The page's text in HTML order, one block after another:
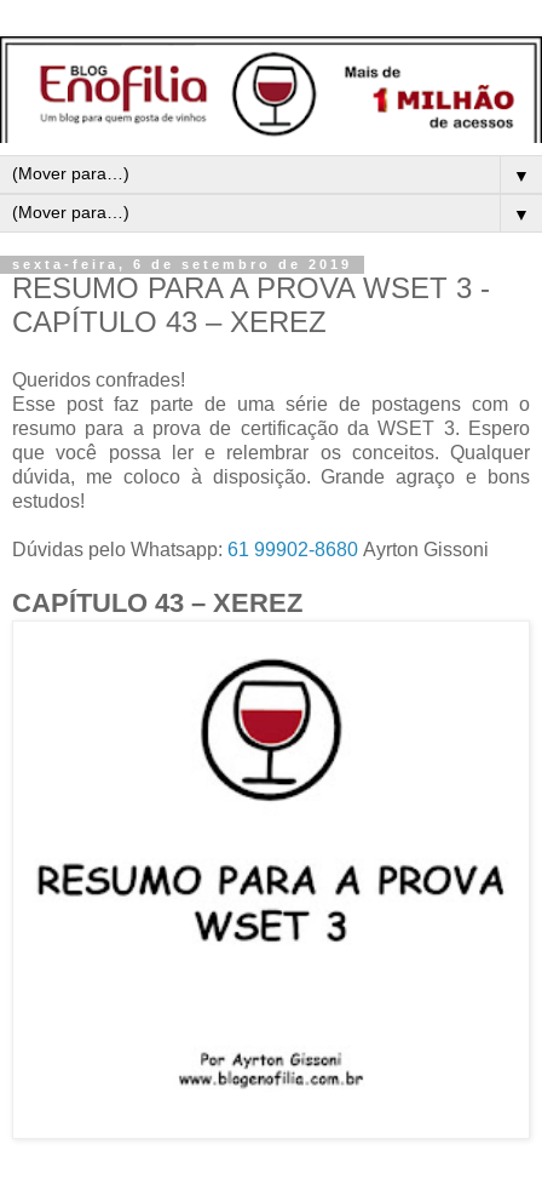
▼
▼
sexta-feira, 6 de setembro de 2019
RESUMO PARA A PROVA WSET 3 -
CAPÍTULO 43 – XEREZ
Queridos confrades!
Esse post faz parte de uma série de postagens com o
resumo para a prova de certificação da WSET 3. Espero
que você possa ler e relembrar os conceitos. Qualquer
dúvida, me coloco à disposição.Grande agraço e bons
estudos!
Dúvidas pelo Whatsapp: 61 99902-8680 Ayrton Gissoni
CAPÍTULO 43 – XEREZ